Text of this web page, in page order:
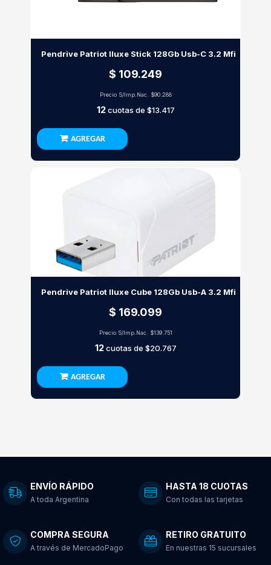
Pendrive Patriot Iluxe Stick 128Gb Usb-C 3.2 Mfi
$ 109.249
Precio S/Imp.Nac. $90.288
12cuotas de $13.417
AGREGAR
Pendrive Patriot Iluxe Cube 128Gb Usb-A 3.2 Mfi
$ 169.099
Precio S/Imp.Nac. $139.751
12cuotas de $20.767
AGREGAR
ENVÍO RÁPIDO
A toda Argentina
HASTA 18 CUOTAS
Con todas las tarjetas
COMPRA SEGURA
A través de MercadoPago
RETIRO GRATUITO
En nuestras 15 sucursales